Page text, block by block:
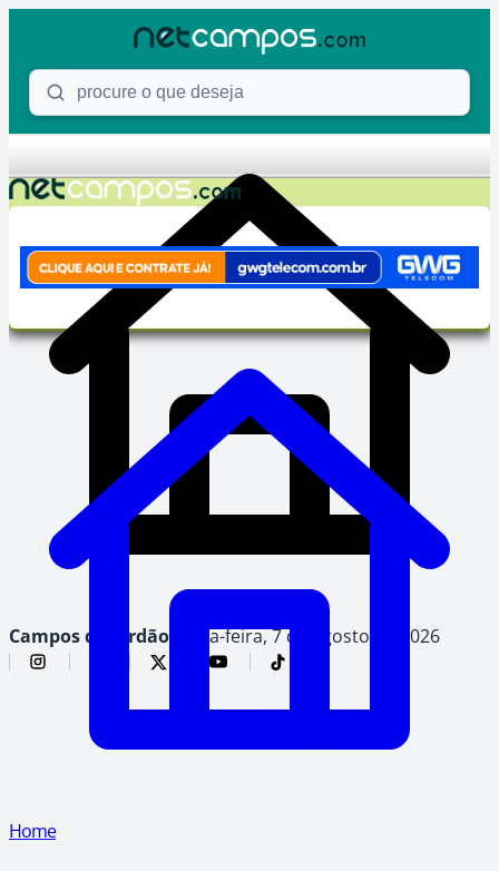
Procure o que deseja
Campos do Jordão, sexta-feira, 7 de agosto de 2026
Home